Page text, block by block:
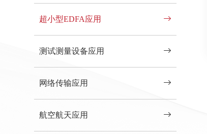
超小型EDFA应用
测试测量设备应用
网络传输应用
航空航天应用